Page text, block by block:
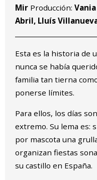
MirProducción:
Abril, Lluís
Esta es la historia de
nunca se había
familia tan tierna
ponerse límites.
Para ellos, los días
extremo. Su lema es:
por mascota una
organizan fiestas
su castillo en España.